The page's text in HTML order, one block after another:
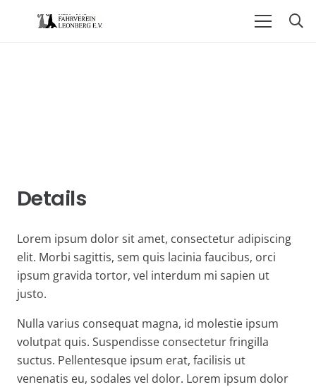
Details
Lorem ipsum dolor sit amet, consectetur adipiscing
elit. Morbi sagittis, sem quis lacinia faucibus, orci
ipsum gravida tortor, vel interdum mi sapien ut
justo.
Nulla varius consequat magna, id molestie ipsum
volutpat quis. Suspendisse consectetur fringilla
suctus. Pellentesque ipsum erat, facilisis ut
venenatis eu, sodales vel dolor. Lorem ipsum dolor